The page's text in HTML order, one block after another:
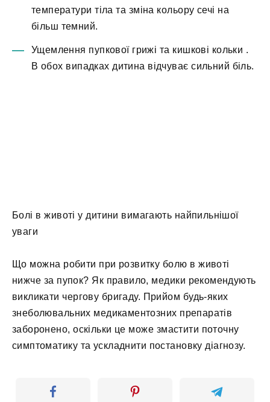
температури тіла та зміна кольору сечі на
більш темний.
Ущемлення пупкової грижі та кишкові кольки .
В обох випадках дитина відчуває сильний біль.
Болі в животі у дитини вимагають найпильнішої
уваги
Що можна робити при розвитку болю в животі
нижче за пупок? Як правило, медики рекомендують
викликати чергову бригаду. Прийом будь-яких
знеболювальних медикаментозних препаратів
заборонено, оскільки це може змастити поточну
симптоматику та ускладнити постановку діагнозу.